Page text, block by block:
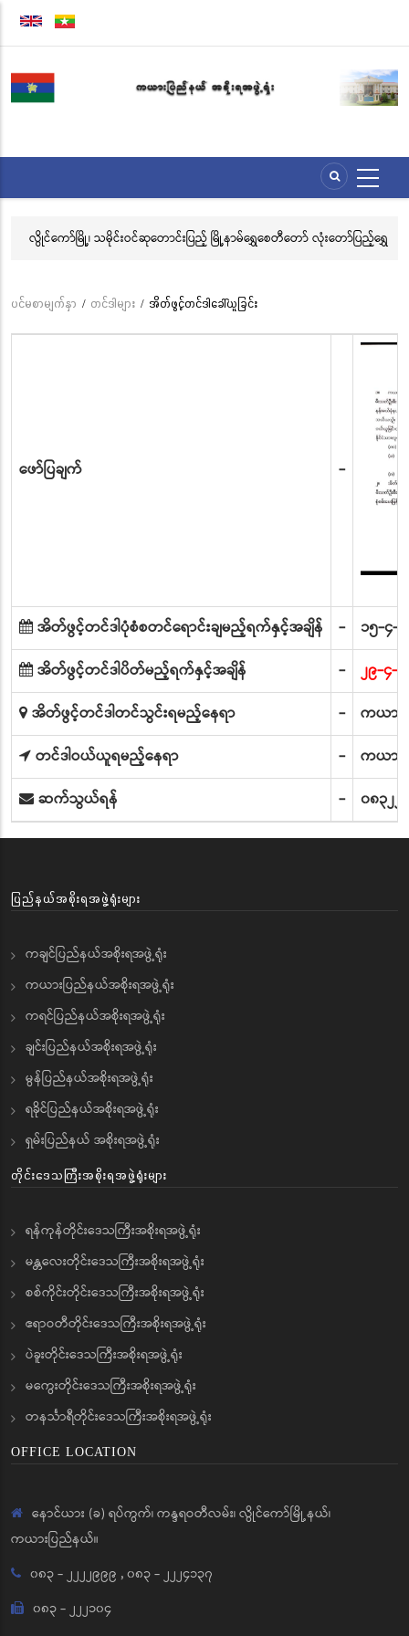
အဓိက
အကြောင်းအရာ
သွား
မည်
လွိုင်ကော်မြို့၊ သမိုင်းဝင်ဆုတောင်းပြည့် မြို့နာမ်ရွှေစေတီတော် လုံးတော်ပြည့်ရွှေ
ဘုံကထိန် အလှူတော်မင်္ဂလာအခမ်းအနား ကျင်းပ
Breadcrumb
ပင်မစာမျက်နှာ / တင်ဒါများ / အိတ်ဖွင့်တင်ဒါခေါ်ယူခြင်း
ဖော်ပြချက် -
အိတ်ဖွင့်တင်ဒါပုံစံစတင်ရောင်းချမည့်ရက်နှင့်အချိန် -
၁၅-၄-
အိတ်ဖွင့်တင်ဒါပိတ်မည့်ရက်နှင့်အချိန်
-
၂၉-၄-
အိတ်ဖွင့်တင်ဒါတင်သွင်းရမည့်နေရာ
-
ကယား
တင်ဒါဝယ်ယူရမည့်နေရာ
-
ကယား
ဆက်သွယ်ရန်
- ၀၈၃၂၂
ပြည်နယ်အစိုးရအဖွဲ့ရုံးများ
ကချင်ပြည်နယ်အစိုးရအဖွဲ့ရုံး
ကယားပြည်နယ်အစိုးရအဖွဲ့ရုံး
ကရင်ပြည်နယ်အစိုးရအဖွဲ့ရုံး
ချင်းပြည်နယ်အစိုးရအဖွဲ့ရုံး
မွန်ပြည်နယ်အစိုးရအဖွဲ့ရုံး
ရခိုင်ပြည်နယ်အစိုးရအဖွဲ့ရုံး
ရှမ်းပြည်နယ် အစိုးရအဖွဲ့ရုံး
တိုင်းဒေသကြီးအစိုးရအဖွဲ့ရုံးများ
ရန်ကုန်တိုင်းဒေသကြီးအစိုးရအဖွဲ့ရုံး
မန္တလေးတိုင်းဒေသကြီးအစိုးရအဖွဲ့ရုံး
စစ်ကိုင်းတိုင်းဒေသကြီးအစိုးရအဖွဲ့ရုံး
ဧရာဝတီတိုင်းဒေသကြီးအစိုးရအဖွဲ့ရုံး
ပဲခူးတိုင်းဒေသကြီးအစိုးရအဖွဲ့ရုံး
မကွေးတိုင်းဒေသကြီးအစိုးရအဖွဲ့ရုံး
တနင်္သာရီတိုင်းဒေသကြီးအစိုးရအဖွဲ့ရုံး
OFFICE LOCATION
နောင်ယား (ခ) ရပ်ကွက်၊ ကန္ဒရဝတီလမ်း၊ လွိုင်ကော်မြို့နယ်၊
ကယားပြည်နယ်။
၀၈၃ - ၂၂၂၂၉၉၉ ,၀၈၃ - ၂၂၂၄၁၃၇
၀၈၃ - ၂၂၂၁၀၄